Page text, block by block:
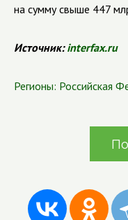
на сумму свыше 447
Источник:interfax.ru
Регионы: Российская